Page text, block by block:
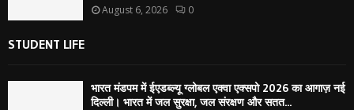
August 6, 2026 0
STUDENT LIFE
भारत मंडपम में ईएडब्ल्यू ग्लोबल एक्वा एक्सपो 2026 का आगाज़ नई
दिल्ली। भारत में जल सुरक्षा, जल संरक्षण और सतत...